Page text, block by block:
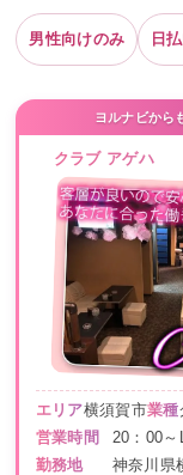
男性向けのみ 日
ヨルナビから
クラブ アゲハ
エリア横須賀市業種
営業時間
20：00～
勤務地
神奈川県